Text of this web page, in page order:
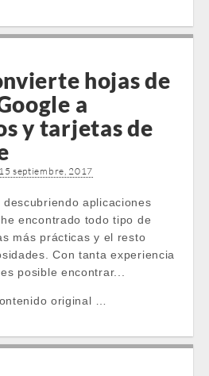
hojas de
a
y tarjetas de
15 septiembre, 2017
aplicaciones
encontrado todo tipo de
más prácticas y el resto
Con tanta experiencia
posible encontrar...
original …